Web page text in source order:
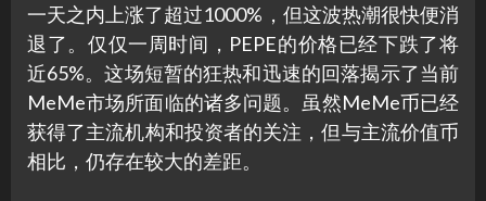
一天之内上涨了超过1000%，但这波热潮很快便消
退了。仅仅一周时间，PEPE的价格已经下跌了将
近65%。这场短暂的狂热和迅速的回落揭示了当前
MeMe市场所面临的诸多问题。虽然MeMe币已经
获得了主流机构和投资者的关注，但与主流价值币
相比，仍存在较大的差距。